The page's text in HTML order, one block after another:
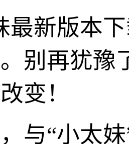
最新版本
别再犹豫
变！
与“小太